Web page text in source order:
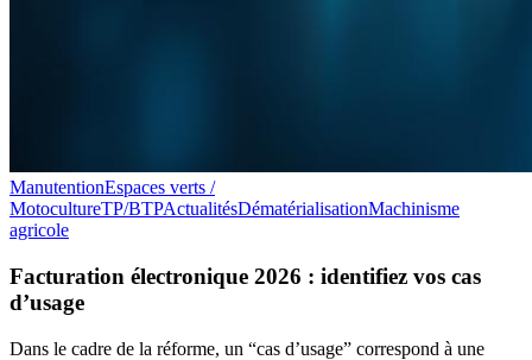
ManutentionEspaces verts /
MotocultureTP/BTPActualitésDématérialisationMachinisme
agricole
Facturation électronique 2026 : identifiez vos cas
d’usage
Dans le cadre de la réforme, un “cas d’usage” correspond à une